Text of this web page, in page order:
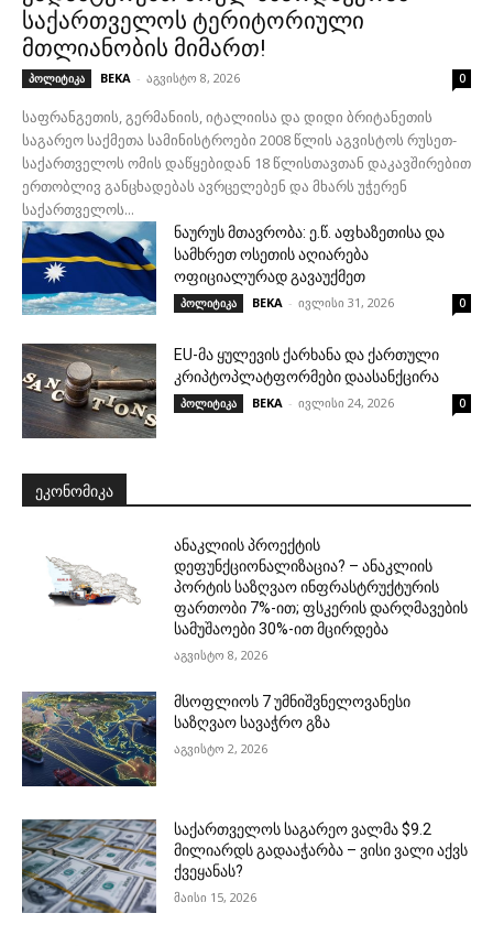
საქართველოს ტერიტორიული
მთლიანობის მიმართ!
პოლიტიკა BEKA - აგვისტო 8, 2026 0
საფრანგეთის, გერმანიის, იტალიისა და დიდი ბრიტანეთის
საგარეო საქმეთა სამინისტროები 2008 წლის აგვისტოს რუსეთ-
საქართველოს ომის დაწყებიდან 18 წლისთავთან დაკავშირებით
ერთობლივ განცხადებას ავრცელებენ და მხარს უჭერენ
საქართველოს...
ნაურუს მთავრობა: ე.წ. აფხაზეთისა და
სამხრეთ ოსეთის აღიარება
ოფიციალურად გავაუქმეთ
პოლიტიკა BEKA - ივლისი 31, 2026 0
EU-მა ყულევის ქარხანა და ქართული
კრიპტოპლატფორმები დაასანქცირა
პოლიტიკა BEKA - ივლისი 24, 2026 0
ᲔᲙᲝᲜᲝᲛᲘᲙᲐ
ანაკლიის პროექტის
დეფუნქციონალიზაცია? – ანაკლიის
პორტის საზღვაო ინფრასტრუქტურის
ფართობი 7%-ით; ფსკერის დარღმავების
სამუშაოები 30%-ით მცირდება
აგვისტო 8, 2026
მსოფლიოს 7 უმნიშვნელოვანესი
საზღვაო სავაჭრო გზა
აგვისტო 2, 2026
საქართველოს საგარეო ვალმა $9.2
მილიარდს გადააჭარბა – ვისი ვალი აქვს
ქვეყანას?
მაისი 15, 2026